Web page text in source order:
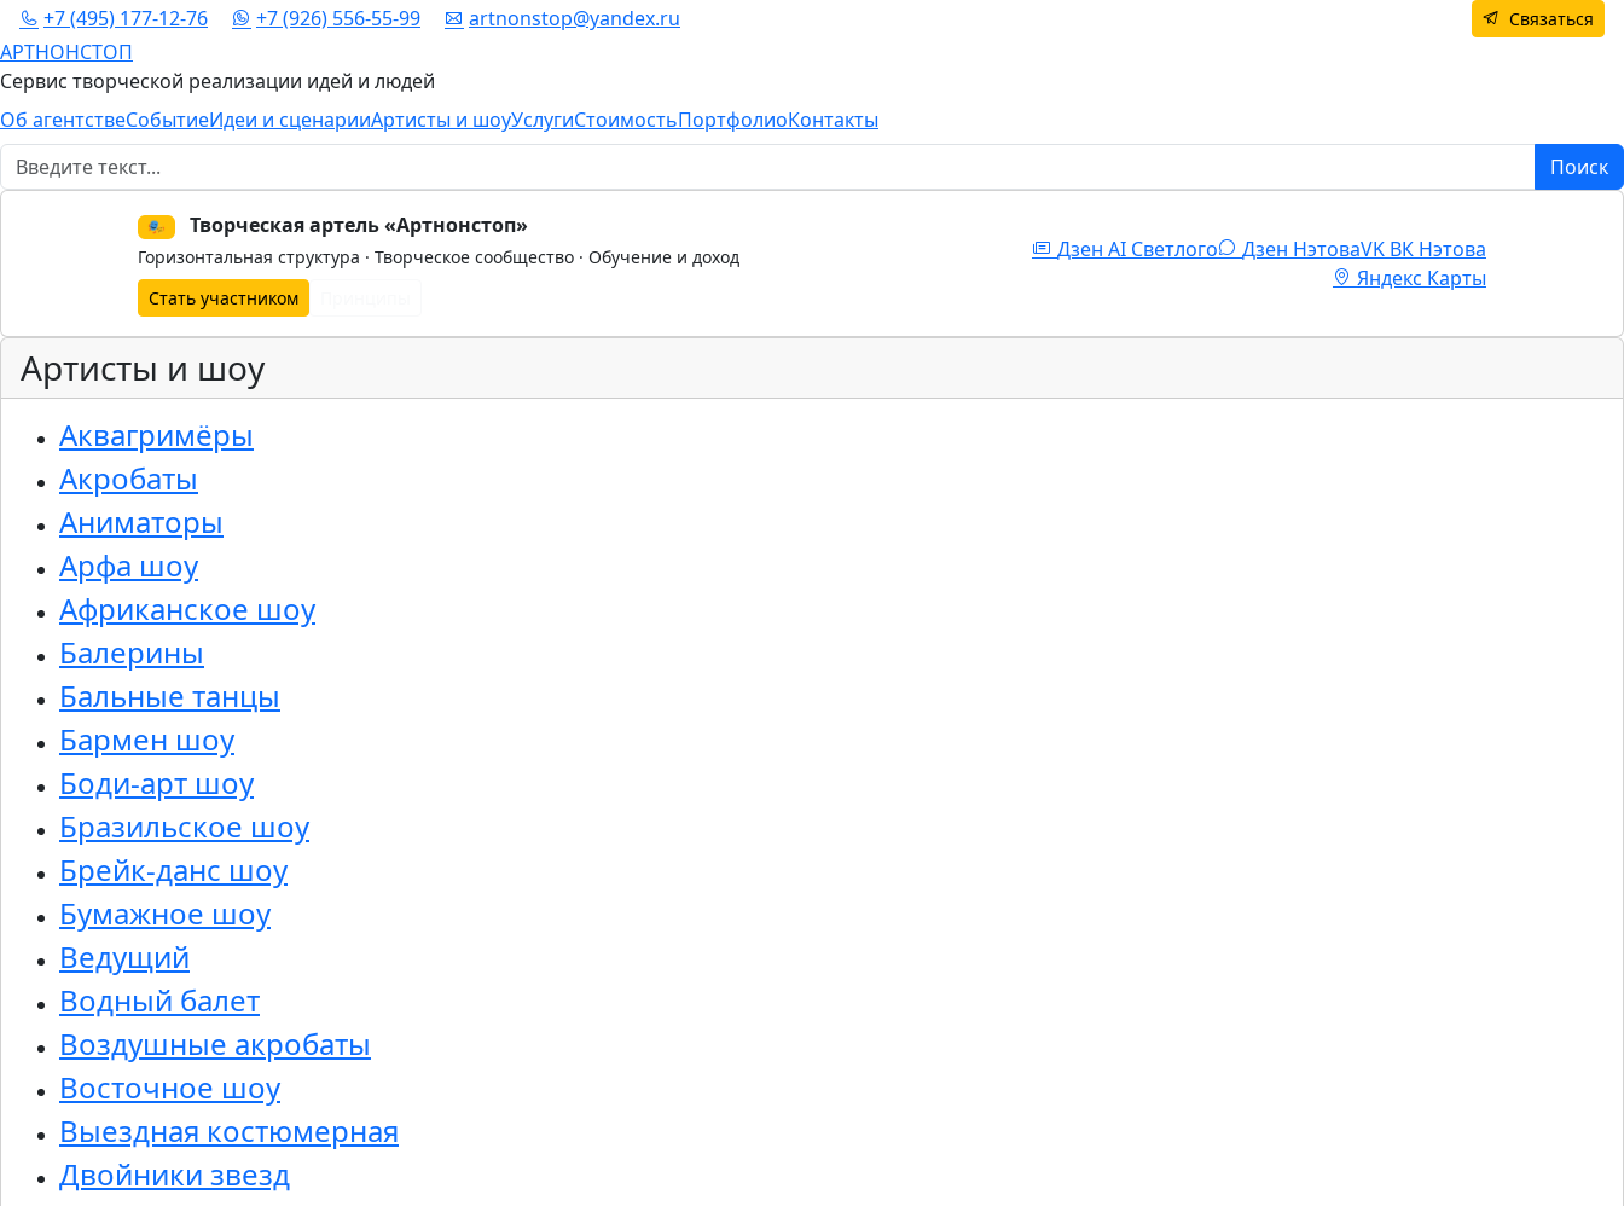
+7 (495) 177-12-76 +7 (926) 556-55-99 artnonstop@yandex.ru Связаться
АРТНОНСТОП
Сервис творческой реализации идей и людей
Об агентствеСобытиеИдеи и сценарииАртисты и шоуУслугиСтоимостьПортфолиоКонтакты
Поиск
Поиск
🎭 Творческая артель «Артнонстоп»
Горизонтальная структура · Творческое сообщество · Обучение и доход
Стать участником
Дзен AI Светлого Дзен НэтоваVK ВК Нэтова
Яндекс Карты
Артисты и шоу
Аквагримёры
Акробаты
Аниматоры
Арфа шоу
Африканское шоу
Балерины
Бальные танцы
Бармен шоу
Боди-арт шоу
Бразильское шоу
Брейк-данс шоу
Бумажное шоу
Ведущий
Водный балет
Воздушные акробаты
Восточное шоу
Выездная костюмерная
Двойники звезд